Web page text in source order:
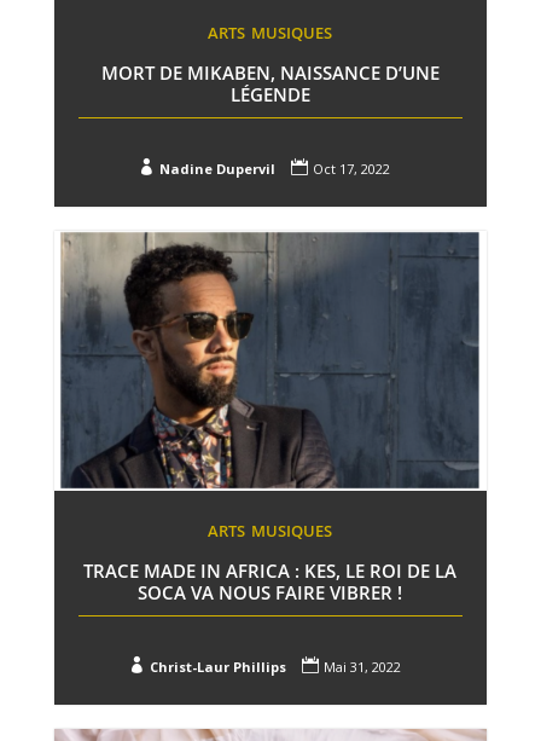
ARTS MUSIQUES
MORT DE MIKABEN, NAISSANCE D’UNE
LÉGENDE
 Nadine Dupervil  Oct 17, 2022
ARTS MUSIQUES
TRACE MADE IN AFRICA : KES, LE ROI DE LA
SOCA VA NOUS FAIRE VIBRER !
 Christ-Laur Phillips  Mai 31, 2022